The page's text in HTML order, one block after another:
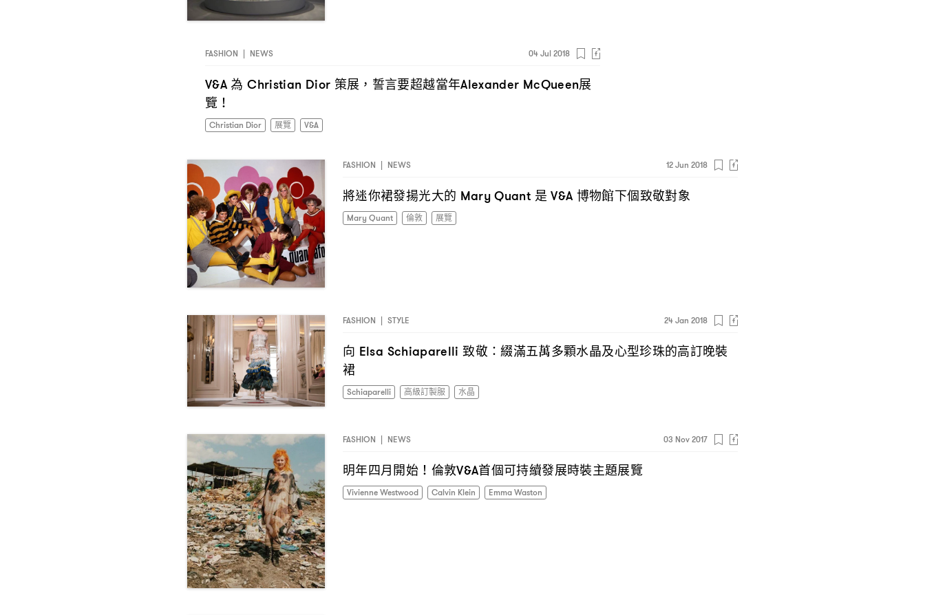
FASHION | NEWS 04 Jul 2018
V&A為 Christian Dior 策展 ， 誓言要超越當年Alexander McQueen展
覽 ！
Christian Dior 展覽 V&A
FASHION | NEWS 12 Jun 2018
將迷你裙發揚光大的 Mary Quant 是 V&A 博物館下個致敬對象
Mary Quant 倫敦 展覽
FASHION | STYLE 24 Jan 2018
向 Elsa Schiaparelli致敬 ：綴滿五萬多顆水晶及心型珍珠的高訂晚裝
裙
Schiaparelli 高級訂製服 水晶
FASHION | NEWS 03 Nov 2017
明年四月開始 ！ 倫敦V&A首個可持續發展時裝主題展覽
Vivienne Westwood Calvin Klein Emma Waston